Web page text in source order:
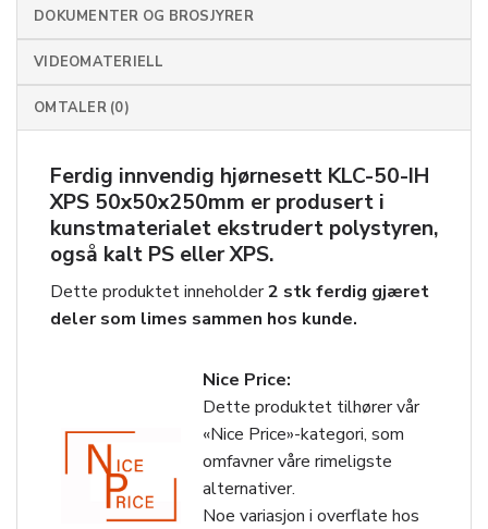
DOKUMENTER OG BROSJYRER
VIDEOMATERIELL
OMTALER (0)
Ferdig innvendig hjørnesett KLC-50-IH
XPS 50x50x250mm er produsert i
kunstmaterialet ekstrudert polystyren,
også kalt PS eller XPS.
Dette produktet inneholder2 stk ferdig gjæret
deler som limes sammen hos kunde.
Nice Price:
Dette produktet tilhører vår
«Nice Price»-kategori, som
omfavner våre rimeligste
alternativer.
Noe variasjon i overflate hos